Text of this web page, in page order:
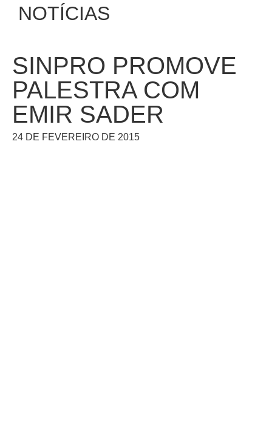
NOTÍCIAS
SINPRO PROMOVE
PALESTRA COM
EMIR SADER
24 DE FEVEREIRO DE 2015